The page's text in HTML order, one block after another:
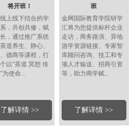
将开班！
上线下结合的学
，共创共修，赋
，通过推广系统
道养生、静心、
德商等课程，打
以“茶道 冥想 传
为使命...
了解详情 >>
班
金网国际教育学院研学
汇将为您提供标杆企业
走访，商务路演、异地
游学资源链接、专家智
库顾问咨询、技工和专
项人才输送、招商引资
等，助力商学赋...
了解详情 >>